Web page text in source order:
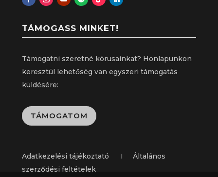
TÁMOGASS MINKET!
Támogatni szeretné kórusainkat? Honlapunkon
keresztül lehetőség van egyszeri támogatás
küldésére:
TÁMOGATOM
Adatkezelési tájékoztató I Általános
szerződési feltételek